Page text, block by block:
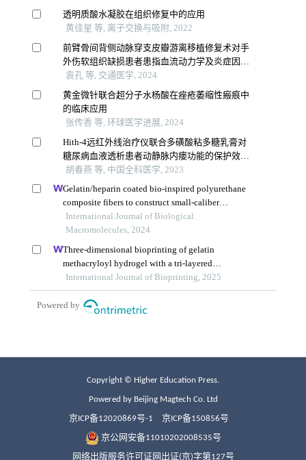
Copyright © Higher Education Press.
Powered by Beijing Magtech Co. Ltd
京ICP备12020869号-1 京ICP备150856号
京公网安备11010202008535号
网络出版服务许可证网出证(京)字第127号